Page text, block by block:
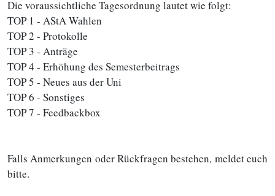
Die voraussichtliche Tagesordnung lautet wie folgt:
TOP 1 - AStA Wahlen
TOP 2 - Protokolle
TOP 3 - Anträge
TOP 4 - Erhöhung des Semesterbeitrags
TOP 5 - Neues aus der Uni
TOP 6 - Sonstiges
TOP 7 - Feedbackbox
Falls Anmerkungen oder Rückfragen bestehen, meldet euch
bitte.